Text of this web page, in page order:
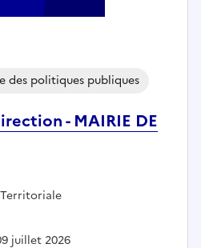
- MAIRIE DE
des politiques publiques
juillet 2026